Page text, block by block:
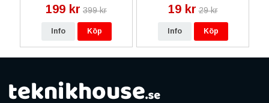
199 kr 399 kr
Info Köp
19 kr 29 kr
Info Köp